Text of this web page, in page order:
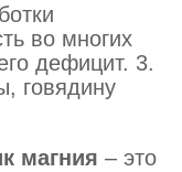
во многих
дефицит. 3.
говядину
магния – это